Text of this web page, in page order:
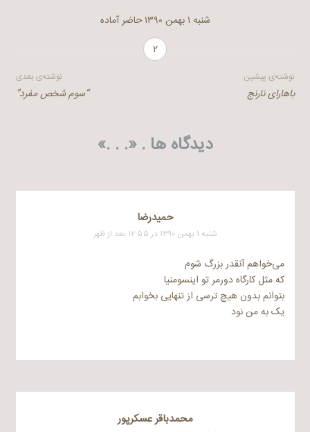
شنبه ۱ بهمن ۱۳۹۰
حاضر آماده
۲
راهبری
نوشته‌ی پیشین
باهارای نارنج
نوشته‌ی بعدی
“سوم شخص مفرد”
دیدگاه ها . «. . .
»
حمیدرضا
شنبه ۱ بهمن ۱۳۹۰ در ۱۲:۵۵ بعد از ظهر
می‌خواهم آنقدر بزرگ شوم
که مثل کارگاه دورمر تو اینسومنیا
بتوانم بدون هیچ ترسی از تنهایی بخوابم
یک به من نود
محمدباقر عسکرپور